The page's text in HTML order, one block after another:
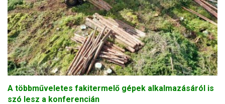
A többműveletes fakitermelő gépek alkalmazásáról is
szó lesz a konferencián